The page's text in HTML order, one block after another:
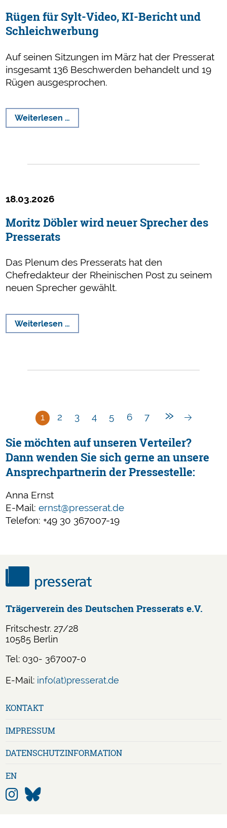
Rügen für Sylt-Video, KI-Bericht und
Schleichwerbung
Auf seinen Sitzungen im März hat der Presserat
insgesamt 136 Beschwerden behandelt und 19
Rügen ausgesprochen.
Weiterlesen …
für
18.03.2026
Moritz Döbler wird neuer Sprecher des
Presserats
Das Plenum des Presserats hat den
Chefredakteur der Rheinischen Post zu seinem
neuen Sprecher gewählt.
Weiterlesen …
Döbler
Sprecher
1 2 3 4 5 6 7 »
Sie möchten auf unseren Verteiler?
Dann wenden Sie sich gerne an unsere
Ansprechpartnerin der Pressestelle:
Anna Ernst
E-Mail:ernst@presserat.de
Telefon: +49 30 367007-19
Trägerverein des Deutschen Presserats e.V.
Fritschestr. 27/28
10585 Berlin
Tel: 030- 367007-0
E-Mail: info(at)presserat.de
überspringen
KONTAKT
IMPRESSUM
DATENSCHUTZ­INFORMATION
EN